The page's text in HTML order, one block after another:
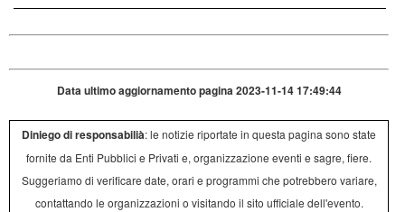
Data ultimo aggiornamento pagina 2023-11-14 17:49:44
Diniego di responsabilià: le notizie riportate in questa pagina sono state
fornite da Enti Pubblici e Privati e, organizzazione eventi e sagre, fiere.
Suggeriamo di verificare date, orari e programmi che potrebbero variare,
contattando le organizzazioni o visitando il sito ufficiale dell'evento.